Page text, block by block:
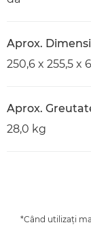
Aprox.
250,6 x 255,5 x
Aprox.
28,0 kg
*Când utilizaţi